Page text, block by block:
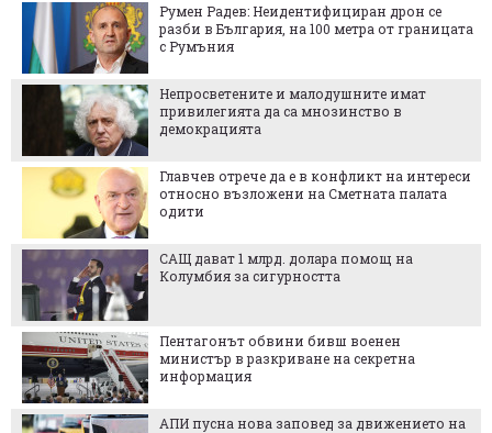
Румен Радев: Неидентифициран дрон се
разби в България, на 100 метра от границата
с Румъния
Непросветените и малодушните имат
привилегията да са мнозинство в
демокрацията
Главчев отрече да е в конфликт на интереси
относно възложени на Сметната палата
одити
САЩ дават 1 млрд. долара помощ на
Колумбия за сигурността
Пентагонът обвини бивш военен
министър в разкриване на секретна
информация
АПИ пусна нова заповед за движението на